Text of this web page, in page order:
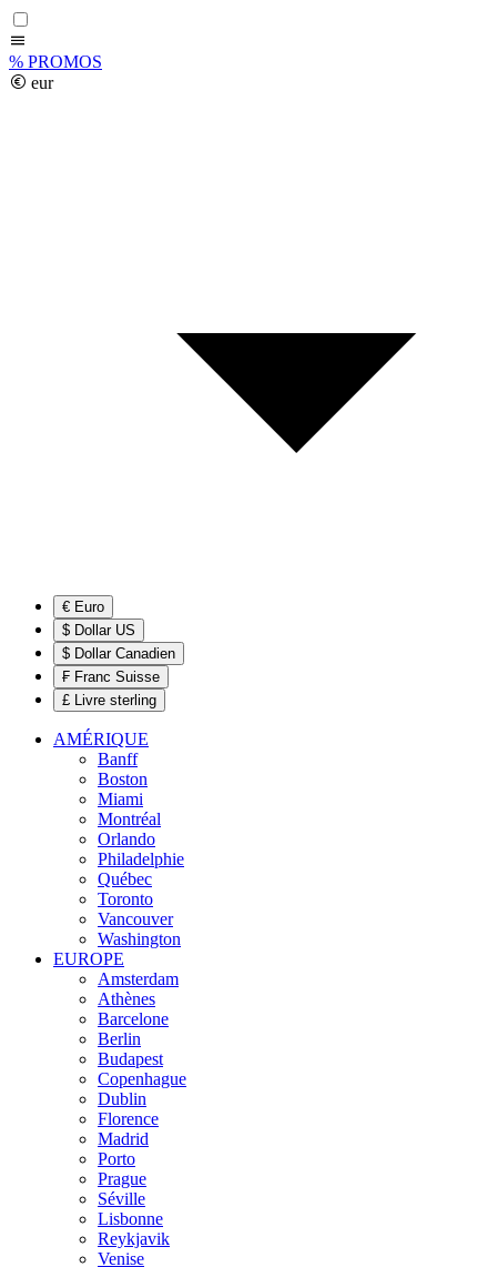
% PROMOS
eur
€ Euro
$ Dollar US
$ Dollar Canadien
₣ Franc Suisse
£ Livre sterling
AMÉRIQUE
Banff
Boston
Miami
Montréal
Orlando
Philadelphie
Québec
Toronto
Vancouver
Washington
EUROPE
Amsterdam
Athènes
Barcelone
Berlin
Budapest
Copenhague
Dublin
Florence
Madrid
Porto
Prague
Séville
Lisbonne
Reykjavik
Venise